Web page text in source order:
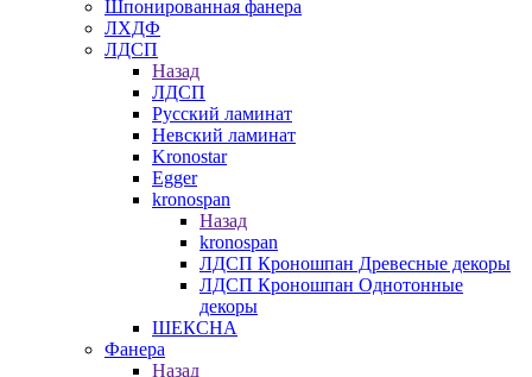
Шпонированная фанера
ЛХДФ
ЛДСП
Назад
ЛДСП
Русский ламинат
Невский ламинат
Kronostar
Egger
kronospan
Назад
kronospan
ЛДСП Кроношпан Древесные декоры
ЛДСП Кроношпан Однотонные
декоры
ШЕКСНА
Фанера
Назад